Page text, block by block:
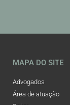
MAPA DO SITE
Advogados
Área de atuação